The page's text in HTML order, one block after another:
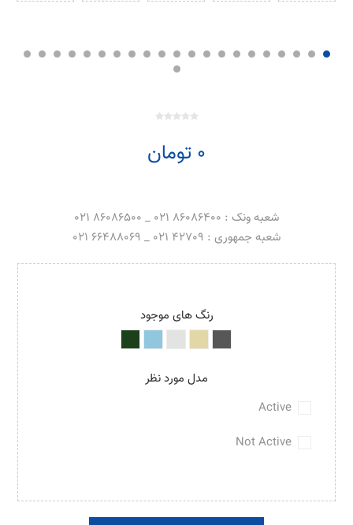
0 تومان
شعبه ونک : 86086400 021 _ 86086500 021
شعبه جمهوری : 42709 021 _ 66488069 021
رنگ های موجود
مدل مورد نظر
Active
Not Active